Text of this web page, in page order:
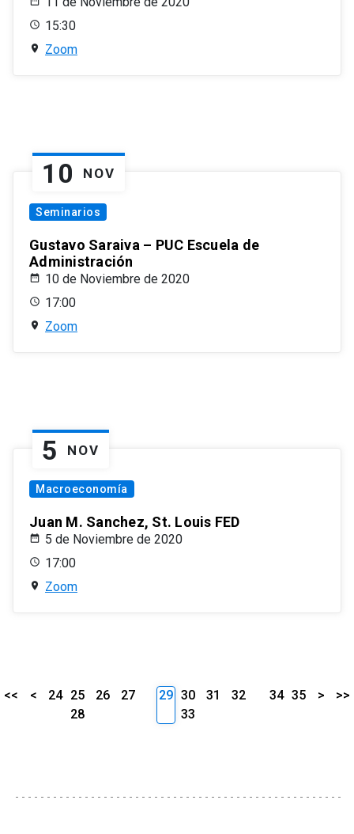
15:30
Zoom
10 NOV
Seminarios
Gustavo Saraiva – PUC Escuela de
Administración
10 de Noviembre de 2020
17:00
Zoom
5 NOV
Macroeconomía
Juan M. Sanchez, St. Louis FED
5 de Noviembre de 2020
17:00
Zoom
<< < 24 25 26
27
28
29 30 31
32
33
34 35 > >>